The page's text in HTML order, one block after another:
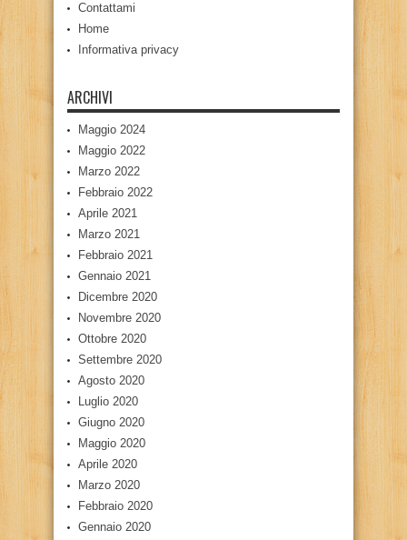
Contattami
Home
Informativa privacy
ARCHIVI
Maggio 2024
Maggio 2022
Marzo 2022
Febbraio 2022
Aprile 2021
Marzo 2021
Febbraio 2021
Gennaio 2021
Dicembre 2020
Novembre 2020
Ottobre 2020
Settembre 2020
Agosto 2020
Luglio 2020
Giugno 2020
Maggio 2020
Aprile 2020
Marzo 2020
Febbraio 2020
Gennaio 2020